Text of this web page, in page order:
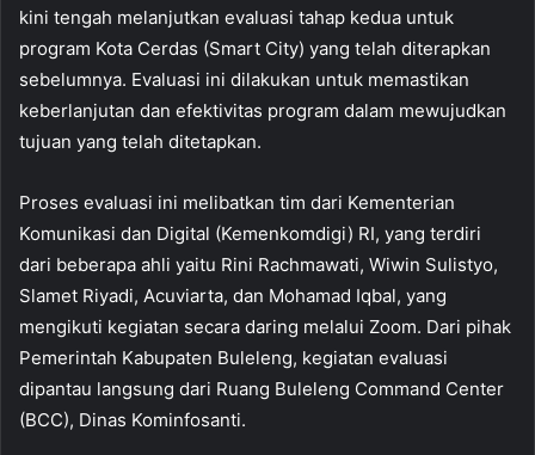
kini tengah melanjutkan evaluasi tahap kedua untuk
program Kota Cerdas (Smart City) yang telah diterapkan
sebelumnya. Evaluasi ini dilakukan untuk memastikan
keberlanjutan dan efektivitas program dalam mewujudkan
tujuan yang telah ditetapkan.
Proses evaluasi ini melibatkan tim dari Kementerian
Komunikasi dan Digital (Kemenkomdigi) RI, yang terdiri
dari beberapa ahli yaitu Rini Rachmawati, Wiwin Sulistyo,
Slamet Riyadi, Acuviarta, dan Mohamad Iqbal, yang
mengikuti kegiatan secara daring melalui Zoom. Dari pihak
Pemerintah Kabupaten Buleleng, kegiatan evaluasi
dipantau langsung dari Ruang Buleleng Command Center
(BCC), Dinas Kominfosanti.